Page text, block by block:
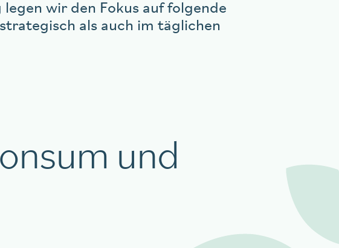
wir den Fokus auf folgende
als auch im täglichen
und